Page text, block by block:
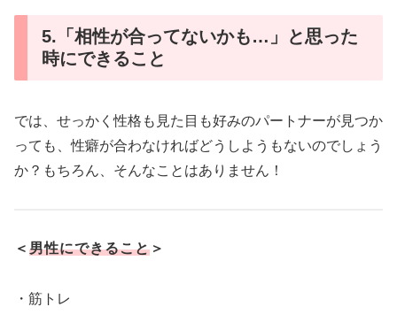
5.「相性が合ってないかも…」と思った
時にできること
では、せっかく性格も見た目も好みのパートナーが見つか
っても、性癖が合わなければどうしようもないのでしょう
か？もちろん、そんなことはありません！
＜ 男性にできること ＞
・筋トレ